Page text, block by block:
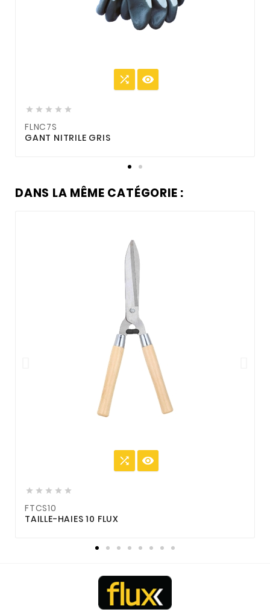
 
    
FLNC7S
GANT NITRILE GRIS
DANS LA MÊME CATÉGORIE :
 
    
FTCS10
TAILLE-HAIES 10 FLUX